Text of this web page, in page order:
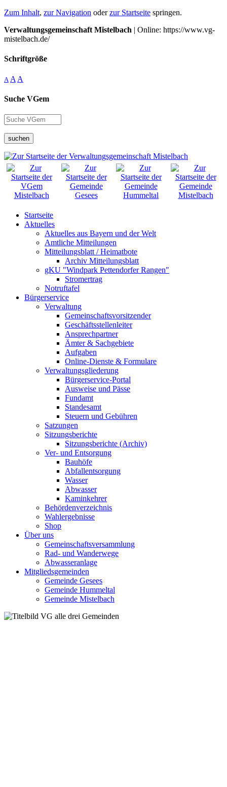
Zum Inhalt, zur Navigation oderzur Startseite springen.
Verwaltungsgemeinschaft Mistelbach | Online: https://www.vg-
mistelbach.de/
Schriftgröße
A A A
Suche VGem
suchen
Startseite
Aktuelles
Aktuelles aus Bayern und der Welt
Amtliche Mitteilungen
Mitteilungsblatt / Heimatbote
Archiv Mitteilungsblatt
gKU "Windpark Pettendorfer Rangen"
Stromertrag
Notruftafel
Bürgerservice
Verwaltung
Gemeinschaftsvorsitzender
Geschäftsstellenleiter
Ansprechpartner
Ämter & Sachgebiete
Aufgaben
Online-Dienste & Formulare
Verwaltungsgliederung
Bürgerservice-Portal
Ausweise und Pässe
Fundamt
Standesamt
Steuern und Gebühren
Satzungen
Sitzungsberichte
Sitzungsberichte (Archiv)
Ver- und Entsorgung
Bauhöfe
Abfallentsorgung
Wasser
Abwasser
Kaminkehrer
Behördenverzeichnis
Wahlergebnisse
Shop
Über uns
Gemeinschaftsversammlung
Rad- und Wanderwege
Abwasseranlage
Mitgliedsgemeinden
Gemeinde Gesees
Gemeinde Hummeltal
Gemeinde Mistelbach